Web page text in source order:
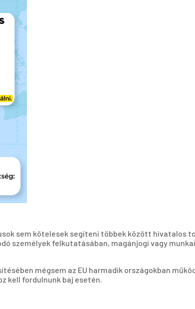
sem kötelesek segíteni többek között hivatalos
személyek felkutatásában, magánjogi vagy
mégsem az EU harmadik országokban
kell fordulnunk baj esetén.